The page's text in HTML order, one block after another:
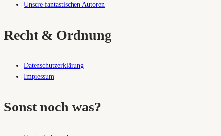
Unsere fantastischen Autoren
Recht & Ordnung
Datenschutzerklärung
Impressum
Sonst noch was?